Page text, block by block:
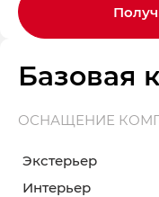
Базовая
ОСНАЩЕНИЕ
Экстерьер
Интерьер